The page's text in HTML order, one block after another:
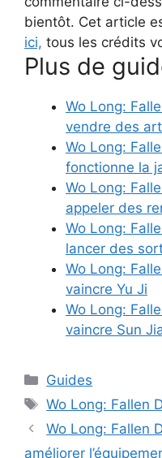
bientôt. Cet article
ici, tous les crédits
Plus de
Wo Long:
vendre des
Wo Long:
fonctionne la
Wo Long:
appeler des
Wo Long:
lancer des
Wo Long:
vaincre Yu Ji
Wo Long:
vaincre Sun
Catégories
Guides
Étiquettes
Wo Long: Fallen
Wo Long: Fallen
améliorer